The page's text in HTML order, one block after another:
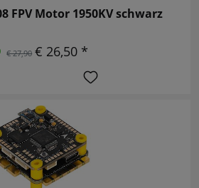
FPV Motor 1950KV schwarz
€ 27,90 € 26,50 *